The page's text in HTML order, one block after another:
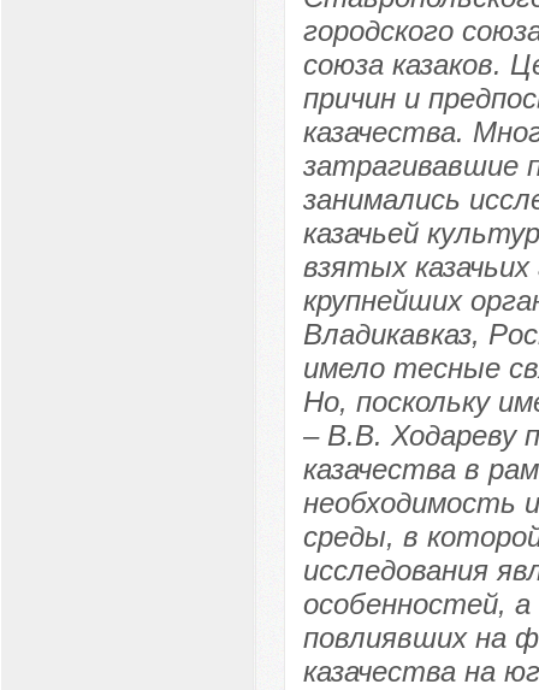
городского
союза казаков.
причин и
казачества.
затрагивавшие
занимались
казачьей
взятых
крупнейших
Владикавказ,
имело тесные
Но, поскольку
– В.В. Ходареву
казачества в
необходимость
среды, в
исследования
особенностей,
повлиявших на
казачества на